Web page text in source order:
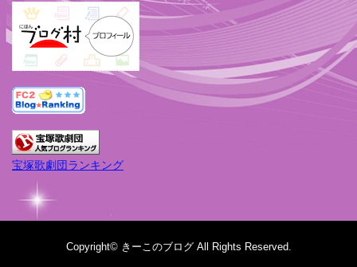
宝塚歌劇団ランキング
Copyright© きーこのブログAll Rights Reserved.